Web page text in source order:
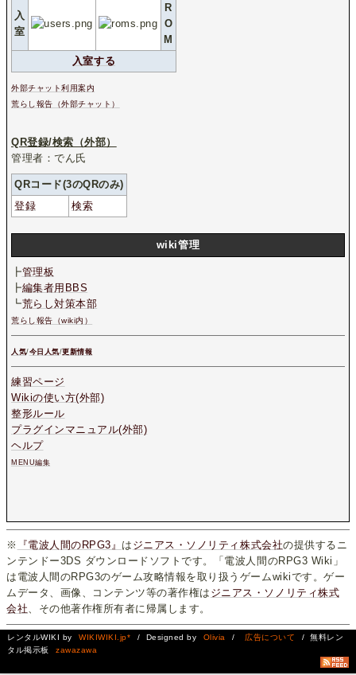
入
室
R
O
M
入室する
外部チャット利用案内
荒らし報告（外部チャット）
QR登録/検索（外部）
管理者：でん氏
QRコード(3のQRのみ)
登録
検索
wiki管理
┣管理板
┣編集者用BBS
┗荒らし対策本部
荒らし報告（wiki内）
人気/今日人気/更新情報
練習ページ
Wikiの使い方(外部)
整形ルール
プラグインマニュアル(外部)
ヘルプ
MENU編集
※ 『電波人間のRPG3』 は ジニアス・ソノリティ株式会社の提供するニ
ンテンドー3DS ダウンロードソフトです。「電波人間のRPG3 Wiki」
は電波人間のRPG3のゲーム攻略情報を取り扱うゲームwikiです。ゲー
ムデータ、画像、コンテンツ等の著作権は ジニアス・ソノリティ株式
会社 、その他著作権所有者に帰属します。
レンタルWIKI by WIKIWIKI.jp* / Designed by Olivia / 広告について
/ 無料レン
タル掲示板
zawazawa